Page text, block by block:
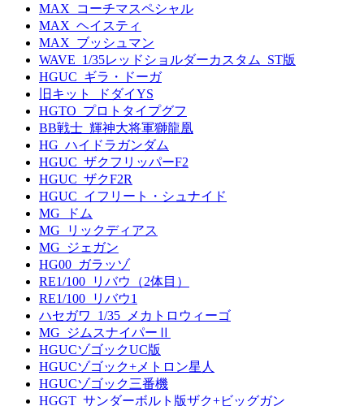
MAX_コーチマスペシャル
MAX_ヘイスティ
MAX_ブッシュマン
WAVE_1/35レッドショルダーカスタム_ST版
HGUC_ギラ・ドーガ
旧キット_ドダイYS
HGTO_プロトタイプグフ
BB戦士_輝神大将軍獅龍凰
HG_ハイドラガンダム
HGUC_ザクフリッパーF2
HGUC_ザクF2R
HGUC_イフリート・シュナイド
MG_ドム
MG_リックディアス
MG_ジェガン
HG00_ガラッゾ
RE1/100_リバウ（2体目）
RE1/100_リバウ1
ハセガワ_1/35_メカトロウィーゴ
MG_ジムスナイパーⅡ
HGUCゾゴックUC版
HGUCゾゴック+メトロン星人
HGUCゾゴック三番機
HGGT_サンダーボルト版ザク+ビッグガン